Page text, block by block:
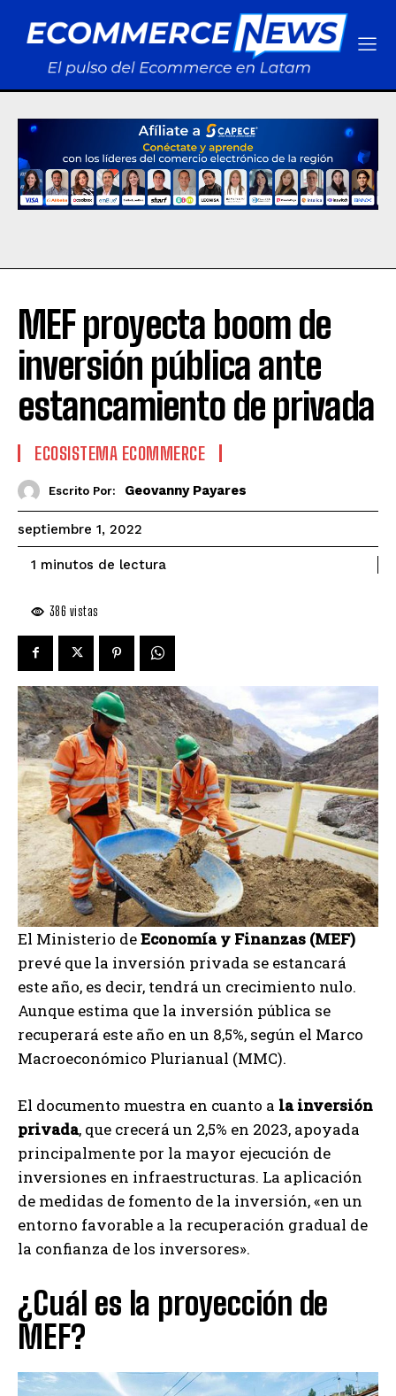
MEF proyecta boom de
inversión pública ante
estancamiento de privada
ECOSISTEMA ECOMMERCE
Escrito Por: Geovanny Payares
septiembre 1, 2022
1 minutos de lectura
386 vistas
El Ministerio deEconomía y Finanzas (MEF)
prevé que la inversión privada se estancará
este año, es decir, tendrá un crecimiento nulo.
Aunque estima que la inversión pública se
recuperará este año en un 8,5%, según el Marco
Macroeconómico Plurianual (MMC).
El documento muestra en cuanto a la inversión
privada, que crecerá un 2,5% en 2023, apoyada
principalmente por la mayor ejecución de
inversiones en infraestructuras. La aplicación
de medidas de fomento de la inversión, «en un
entorno favorable a la recuperación gradual de
la confianza de los inversores».
¿Cuál es la proyección de
MEF?